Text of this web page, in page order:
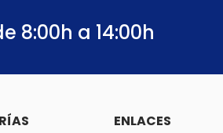
8:00h a 14:00h
ENLACES